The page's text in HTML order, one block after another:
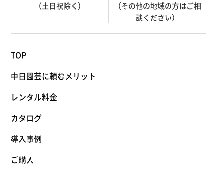
（土日祝除く）
（その他の地域の方はご相
談ください）
TOP
中日園芸に頼むメリット
レンタル料金
カタログ
導入事例
ご購入